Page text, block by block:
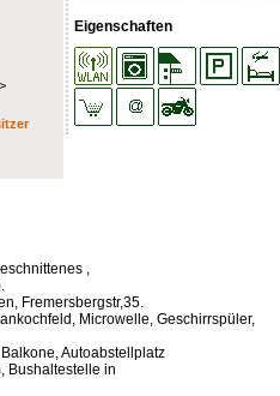
Eigenschaften
,
Fremersbergstr,35.
Microwelle, Geschirrspüler,
Autoabstellplatz
Bushaltestelle in